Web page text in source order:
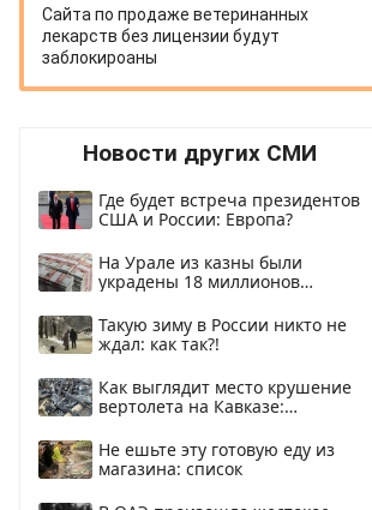
Сайта по продаже ветеринанных
лекарств без лицензии будут
заблокироаны
Новости других СМИ
Где будет встреча президентов
США и России: Европа?
На Урале из казны были
украдены 18 миллионов
Такую зиму в России никто не
ждал: как так?!
Как выглядит место крушение
вертолета на Кавказе:
Не ешьте эту готовую еду из
магазина: список